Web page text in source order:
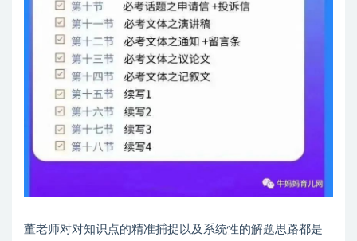
董老师对对知识点的精准捕捉以及系统性的解题思路都是